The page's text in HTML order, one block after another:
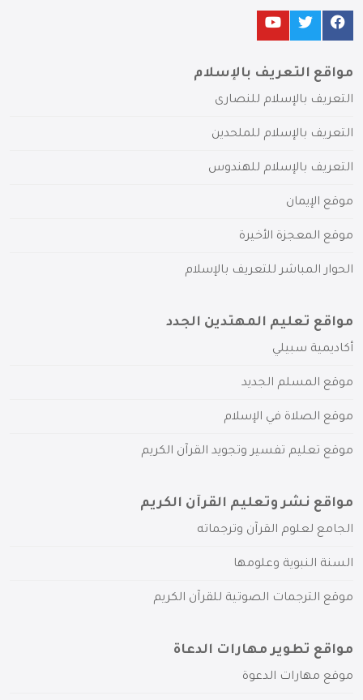
مواقع التعريف بالإسلام
التعريف بالإسلام للنصارى
التعريف بالإسلام للملحدين
التعريف بالإسلام للهندوس
موقع الإيمان
موقع المعجزة الأخيرة
الحوار المباشر للتعريف بالإسلام
مواقع تعليم المهتدين الجدد
أكاديمية سبيلي
موقع المسلم الجديد
موقع الصلاة في الإسلام
موقع تعليم تفسير وتجويد القرآن الكريم
مواقع نشر وتعليم القرآن الكريم
الجامع لعلوم القرآن وترجماته
السنة النبوية وعلومها
موقع الترجمات الصوتية للقرآن الكريم
مواقع تطوير مهارات الدعاة
موقع مهارات الدعوة